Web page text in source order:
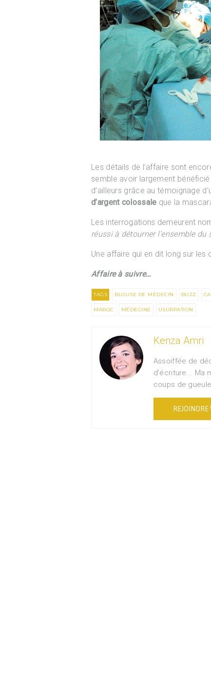
Les détails de l’affaire sont
semble avoir largement
d’ailleurs grâce au témoignage
d’argent colossale que la
Les interrogations demeurent
réussi à détourner l’ensemble
Une affaire qui en dit long sur les
Affaire à suivre…
TAGS BLOUSE DE MÉDECIN BUZZ
MAROC MÉDECINE USURPATION
Kenza Amri
Assoiffée de
d’écriture... Ma
coups de